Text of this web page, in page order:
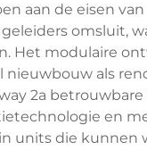
aan de eisen
omsluit,
Het modulaire
als
2a
en
units die kunnen